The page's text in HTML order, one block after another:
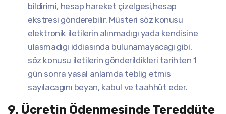
bildirimi, hesap hareket çizelgesi,hesap
ekstresi gönderebilir. Müsteri söz konusu
elektronik iletilerin alınmadıgı yada kendisine
ulasmadıgı iddiasında bulunamayacagı gibi,
söz konusu iletilerin gönderildikleri tarihten 1
gün sonra yasal anlamda teblig etmis
sayılacagını beyan, kabul ve taahhüt eder.
9. Ücretin Ödenmesinde Tereddüte